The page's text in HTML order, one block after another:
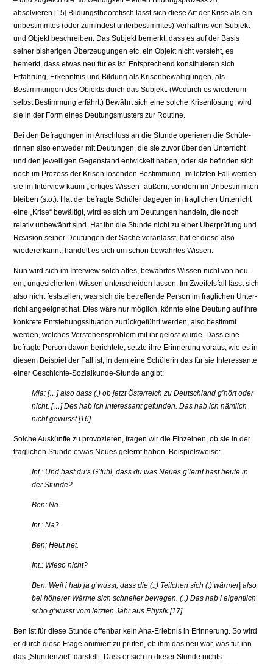
absolvieren.[15] Bil­dungstheoretisch lässt sich diese Art der Krise als ein
unbestimmtes (oder zumindest unterbestimmtes) Verhältnis von Subjekt
und Objekt beschreiben: Das Subjekt bemerkt, dass es auf der Basis
seiner bisherigen Überzeugungen etc. ein Objekt nicht versteht, es
bemerkt, dass etwas neu für es ist. Entspre­chend konstituieren sich
Erfahrung, Erkenntnis und Bildung als Krisen­bewältigungen, als
Bestimmungen des Objekts durch das Subjekt. (Wodurch es wiederum
selbst Bestimmung erfährt.) Bewährt sich eine solche Krisenlö­sung, wird
sie in der Form eines Deutungsmusters zur Routine.
Bei den Befragungen im Anschluss an die Stunde operieren die Schüle­
rinnen also entweder mit Deutungen, die sie zuvor über den Unterricht
und den jeweiligen Gegenstand entwickelt haben, oder sie befinden sich
noch im Prozess der Krisen lösenden Bestimmung. Im letzten Fall werden
sie im In­terview kaum „fertiges Wissen“ äußern, sondern im Unbestimmten
bleiben (s.o.). Hat der befragte Schüler dagegen im fraglichen Unterricht
eine „Krise“ bewältigt, wird es sich um Deutungen handeln, die noch
relativ unbewährt sind. Hat ihn die Stunde nicht zu einer Überprüfung und
Revision seiner Deutungen der Sache veranlasst, hat er diese also
wiedererkannt, handelt es sich um schon bewährtes Wissen.
Nun wird sich im Interview solch altes, bewährtes Wissen nicht von neu­
em, ungesichertem Wissen unterscheiden lassen. Im Zweifelsfall lässt sich
also nicht feststellen, was sich die betreffende Person im fraglichen Unter­
richt angeeignet hat. Dies wäre nur möglich, könnte eine Deutung auf ihre
konkrete Entstehungssituation zurückgeführt werden, also bestimmt
werden, welches Verstehensproblem mit ihr gelöst wurde. Dass eine
befragte Person davon berichtete, setzte ihre Erinnerung voraus, wie es in
diesem Beispiel der Fall ist, in dem eine Schülerin das für sie Interessante
einer Geschichte-Sozialkunde-Stunde angibt:
Mia: […] also dass (.) ob jetzt Österreich zu Deutschland g’hört oder
nicht. […] Des hab ich interessant gefunden. Das hab ich nämlich
nicht gewusst.[16]
Solche Auskünfte zu provozieren, fragen wir die Einzelnen, ob sie in der
fraglichen Stunde etwas Neues gelernt haben. Beispielsweise:
Int.: Und hast du’s G’fühl, dass du was Neues g’lernt hast heute in
der Stunde?
Ben: Na.
Int.: Na?
Ben: Heut net.
Int.: Wieso nicht?
Ben: Weil i hab ja g’wusst, dass die (..) Teilchen sich (.) wärmer| also
bei höherer Wärme sich schneller bewegen. (..) Das hab i eigentlich
scho g’wusst vom letz­ten Jahr aus Physik.[17]
Ben ist für diese Stunde offenbar kein Aha-Erlebnis in Erinnerung. So wird
er durch diese Frage animiert zu prüfen, ob ihm das neu war, was für ihn
das „Stundenziel“ darstellt. Dass er sich in dieser Stunde nichts